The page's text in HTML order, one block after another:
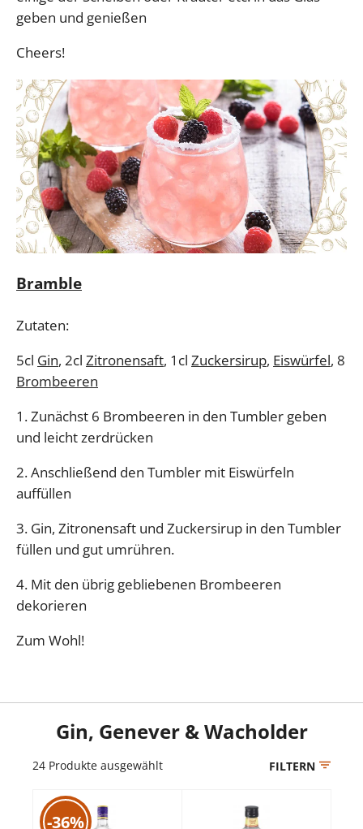
geben und genießen
Cheers!
Bramble
Zutaten:
5cl Gin, 2cl Zitronensaft, 1cl Zuckersirup, Eiswürfel, 8
Brombeeren
1. Zunächst 6 Brombeeren in den Tumbler geben
und leicht zerdrücken
2. Anschließend den Tumbler mit Eiswürfeln
auffüllen
3. Gin, Zitronensaft und Zuckersirup in den Tumbler
füllen und gut umrühren.
4. Mit den übrig gebliebenen Brombeeren
dekorieren
Zum Wohl!
Gin, Genever & Wacholder
24 Produkte ausgewählt FILTERN
-36%